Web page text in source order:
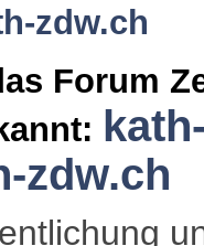
zdw.ch
Forum
zdw.ch